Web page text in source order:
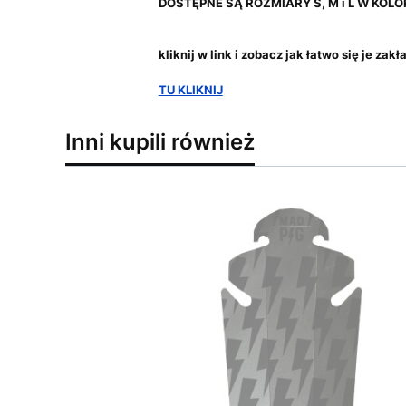
kliknij w link i zobacz jak łatwo się je
TU KLIKNIJ
Inni kupili również